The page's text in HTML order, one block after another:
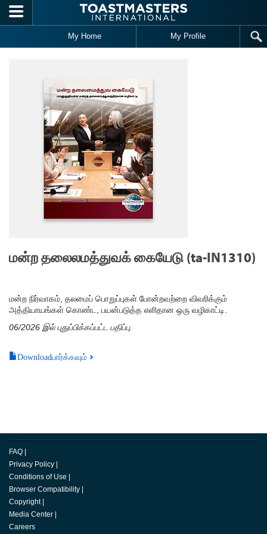
Skip to main content
My Home My Profile
மன்ற தலைலமத்துவக் கையேடு (ta-IN1310)
மன்ற நிர்வாகம், தலமைப் பொறுப்புகள் போன்றவற்றை விவரிக்கும்
அத்தியாயங்கள் கொண்ட, பயன்படுத்த எளிதான ஒரு வழிகாட்டி.
06/2026 இல் புதுப்பிக்கப்பட்ட பதிப்பு.
Downloadபார்க்கவும்
FAQ
Privacy Policy
Conditions of Use
Browser Compatibility
Copyright
Media Center
Careers